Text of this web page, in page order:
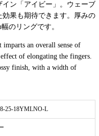
ン「アイビー」。ウェーブ
果も期待できます。厚みの
のリングです。
an overall sense of
of elongating the fingers.
finish, with a width of
25-18YMLNO-L